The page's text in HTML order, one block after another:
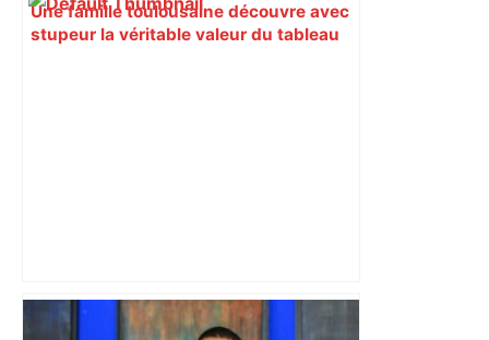
Une famille toulousaine découvre avec
stupeur la véritable valeur du tableau
Exposition : à Aix-en-Provence,